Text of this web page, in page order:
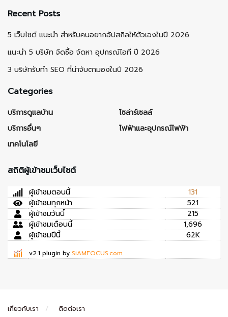
Recent Posts
5 เว็บไซต์ แนะนำ สำหรับคนอยากอัปสกิลให้ตัวเองในปี 2026
แนะนำ 5 บริษัท จัดซื้อ จัดหา อุปกรณ์ไอที ปี 2026
3 บริษัทรับทำ SEO ที่น่าจับตามองในปี 2026
Categories
บริการดูแลบ้าน
บริการอื่นๆ
เทคโนโลยี
โซล่าร์เซลล์
ไฟฟ้าและอุปกรณ์ไฟฟ้า
สถิติผู้เข้าชมเว็บไซต์
ผู้เข้าชมตอนนี้
131
ผู้เข้าชมทุกหน้า
521
ผู้เข้าชมวันนี้
215
ผู้เข้าชมเดือนนี้
1,696
ผู้เข้าชมปีนี้
62K
v2.1 plugin by SiAMFOCUS.com
เกี่ยวกับเรา ติดต่อเรา